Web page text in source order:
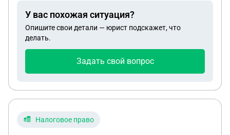
У вас похожая ситуация?
Опишите свои детали — юрист подскажет, что
делать.
Задать свой вопрос
Налоговое право